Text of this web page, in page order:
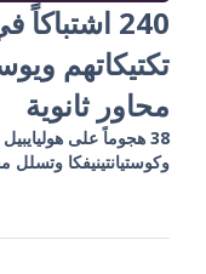
240
تكتيكاتهم
محاور ثانوية
وكوستيانتينيفكا